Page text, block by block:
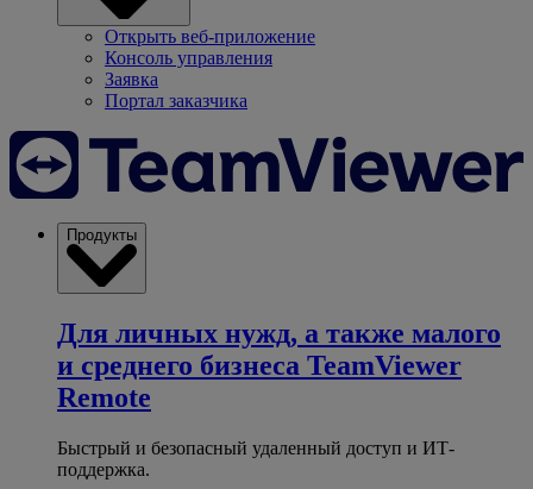
Открыть веб-приложение
Консоль управления
Заявка
Портал заказчика
Продукты
Для личных нужд, а также малого
и среднего бизнеса TeamViewer
Remote
Быстрый и безопасный удаленный доступ и ИТ-
поддержка.